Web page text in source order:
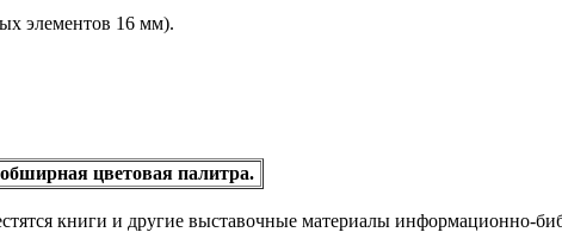
элементов 16 мм).
цветовая палитра.
книги и другие выставочные материалы информационно-